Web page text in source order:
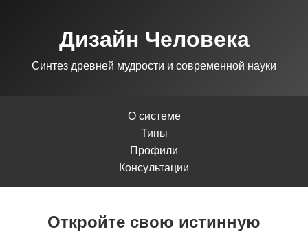
Дизайн Человека
Синтез древней мудрости и современной науки
О системе
Типы
Профили
Консультации
Откройте свою истинную